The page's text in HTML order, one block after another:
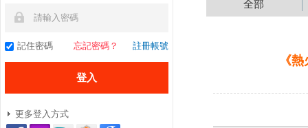
記住密碼 忘記密碼？ 註冊帳號
更多登入方式
全部
《